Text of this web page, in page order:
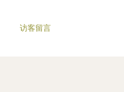
访客留言